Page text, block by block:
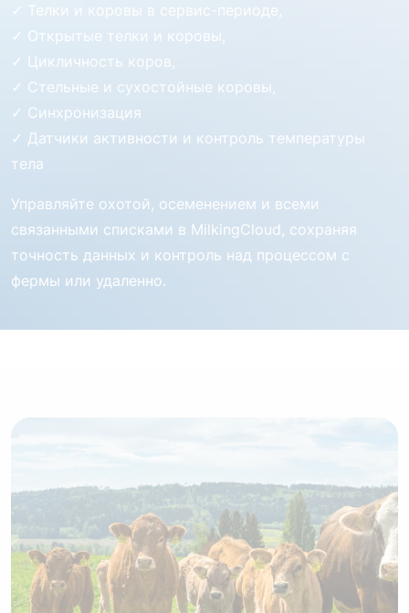
✓ Телки и коровы в сервис-периоде,
✓ Открытые телки и коровы,
✓ Цикличность коров,
✓ Стельные и сухостойные коровы,
✓ Синхронизация
✓ Датчики активности и контроль температуры
тела
Управляйте охотой, осеменением и всеми
связанными списками в MilkingCloud, сохраняя
точность данных и контроль над процессом с
фермы или удаленно.